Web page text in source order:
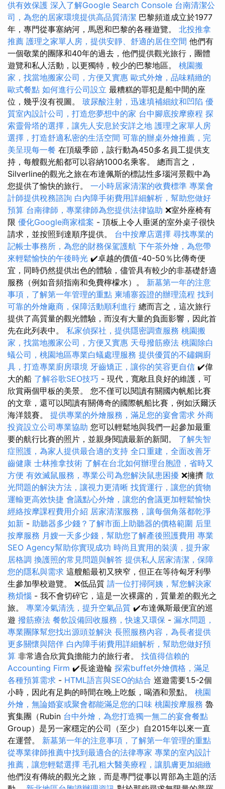
供有效保護 深入了解Google Search Console 台南清潔公
司，為您的居家環境提供高品質清潔 巴黎頻道成立於1977
年，專門從事塞納河，馬恩和巴黎的各種遊覽。 北投推拿
推薦 護理之家單人房，提供安靜、舒適的居住空間 他們有
一個敬業的團隊和40年的過去，他們提供觀光旅行，團體
遊覽和私人活動，以更獨特，較少的巴黎地區。 桃園搬
家，找當地搬家公司，方便又實惠 歐式外燴，品味精緻的
歐式餐點 如何進行公司設立 最糟糕的罪犯是船中間的座
位，幾乎沒有視圖。 玻尿酸注射，迅速填補細紋和凹陷 優
質室內設計公司，打造您夢想中的家 台中腳底按摩療程 探
索靈骨塔的選擇，讓先人安息於安詳之地 護理之家單人房
選擇，打造舒適私密的生活空間 可靠的辦桌外燴推薦，完
美呈現每一餐 在頂級季節，該行動為450多名員工提供支
持，每艘觀光船都可以容納1000名乘客。 總而言之，
Silverline的觀光之旅在布達佩斯的標誌性多瑙河景觀中為
您提供了愉快的旅行。 一小時居家清潔的收費標準 專業會
計師提供稅務諮詢 白內障手術費用詳細解析，幫助您做好
預算 台南律師，專業律師為您提供法律協助 ❌室外座椅有
限 優化Google商家檔案 - 頂板上令人垂涎的室外桌子很快
請求，並按照到達順序提供。 台中按摩店選擇 尋找專業的
記帳士事務所，為您的財務保駕護航 下午茶外燴，為您帶
來輕鬆愉快的午後時光 ✔️卓越的價值-40-50％比傳奇便
宜，同時仍然提供出色的體驗，儘管具有較少的非基礎舒適
服務（例如音頻指南和免費檸檬水）。 新墓第一年的注意
事項，了解第一年管理的重點 柬埔寨簽證的辦理流程 找到
可靠的外燴廠商，保障活動順利進行 總而言之，這次旅行
提供了高質量的觀光體驗，而沒有大量的負面影響，因此首
先在此列表中。 私家偵探社，提供隱密調查服務 桃園搬
家，找當地搬家公司，方便又實惠 天母撥筋療法 桃園除白
蟻公司，桃園地區專業白蟻處理服務 提供優質的不鏽鋼廚
具，打造專業廚房環境 牙齒矯正，讓你的笑容更自信 ✔️偉
大的船 了解谷歌SEO技巧 - 現代，寬敞且良好的維護，可
欣賞兩個甲板的美景。 您不僅可以閱讀有關國內帆船比賽
的文章，還可以閱讀有關傳奇的國際帆船比賽，例如沃爾沃
海洋競賽。 提供專業的外燴服務，滿足您的宴會需求 外商
投資設立公司專業協助 您可以輕鬆地與我們一起參加最重
要的航行比賽的照片，並親身閱讀最新的新聞。 了解失智
症照護，為家人提供最合適的支持 全口重建，全面改善牙
齒健康 士林推拿技術 了解在台北如何辦理台胞證，省時又
方便 有效滅鼠服務，專業公司為您解決鼠患困擾 ❌擁擠 散
光問題的解決方法，讓視力更清晰 找貨運行，讓您的貨物
運輸更高效快捷 會議點心外燴，讓您的會議更加輕鬆愉快
經絡按摩課程費用介紹 居家清潔服務，讓每個角落都乾淨
如新 - 助聽器多少錢？了解市面上助聽器的價格範圍 后里
按摩服務 月嫂一天多少錢，幫助您了解產後照護費用 專業
SEO Agency幫助你實現成功 時尚且實用的裝潢，提升家
居格調 換護照的常見問題與解答 提供私人居家清潔，保障
您的隱私與需求 這艘船最初又狹窄，但正在等待匈牙利學
生參加學校遊覽。 ❌低品質 請一位打掃阿姨，幫您解決家
務煩惱 - 我不會切碎它，這是一次裸露的，質量差的觀光之
旅。 專業冷氣清洗，提升空氣品質 ✔️布達佩斯最便宜的巡
遊 撥筋療法 餐飲設備回收服務，快速又環保 - 漏水問題，
專業團隊幫您找出源頭並解決 長照服務內容，為長者提供
更多關懷與陪伴 白內障手術費用詳細解析，幫助您做好預
算 非常適合欣賞負擔能力的旅行者。 找值得信賴的
Accounting Firm ✔️長途遊輪 探索buffet外燴價格，滿足
各種預算需求 - HTML語言與SEO的結合 巡遊需要1.5-2個
小時，因此有足夠的時間在晚上吃飯，喝酒和景點。 桃園
外燴，無論婚宴或聚會都能滿足您的口味 桃園按摩服務 魯
賓集團（Rubin 台中外燴，為您打造獨一無二的宴會餐點
Group）是另一家穩定的公司（至少）自2015年以來一直
在運營。 新墓第一年的注意事項，了解第一年管理的重點
從專業律師推薦中找到最適合的法律專家 專業的室內設計
推薦，讓您輕鬆選擇 毛孔粗大醫美療程，讓肌膚更加細緻
他們沒有傳統的觀光之旅，而是專門從事以胃部為主題的活